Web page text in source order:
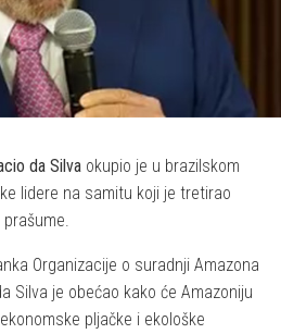
da Silva okupio je u brazilskom
lidere na samitu koji je tretirao
Organizacije o suradnji Amazona
Silva je obećao kako će Amazoniju
pljačke i ekološke